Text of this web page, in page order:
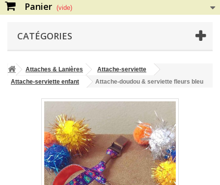
Panier (vide)
CATÉGORIES
Attaches & Lanières
Attache-serviette
Attache-serviette enfant
Attache-doudou & serviette fleurs bleu